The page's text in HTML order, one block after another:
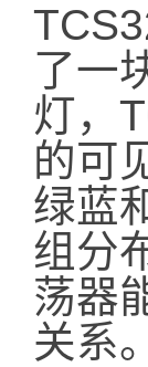
了一
灯，
的可
绿蓝
组分
荡器
关系。